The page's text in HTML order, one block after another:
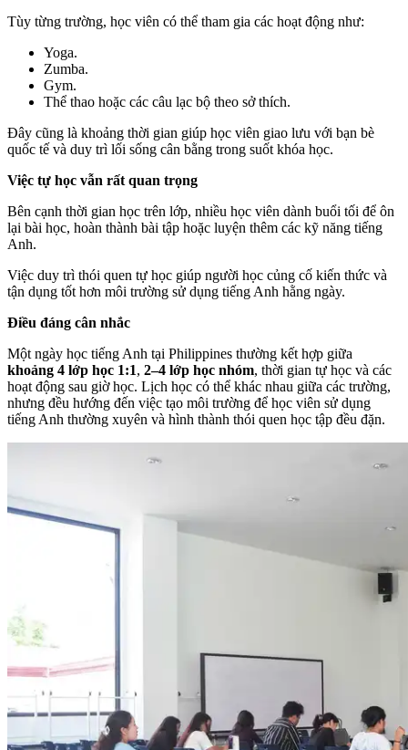
Tùy từng trường, học viên có thể tham gia các hoạt động như:
Yoga.
Zumba.
Gym.
Thể thao hoặc các câu lạc bộ theo sở thích.
Đây cũng là khoảng thời gian giúp học viên giao lưu với bạn bè
quốc tế và duy trì lối sống cân bằng trong suốt khóa học.
Việc tự học vẫn rất quan trọng
Bên cạnh thời gian học trên lớp, nhiều học viên dành buổi tối để ôn
lại bài học, hoàn thành bài tập hoặc luyện thêm các kỹ năng tiếng
Anh.
Việc duy trì thói quen tự học giúp người học củng cố kiến thức và
tận dụng tốt hơn môi trường sử dụng tiếng Anh hằng ngày.
Điều đáng cân nhắc
Một ngày học tiếng Anh tại Philippines thường kết hợp giữa
khoảng 4 lớp học 1:1, 2–4 lớp học nhóm, thời gian tự học và các
hoạt động sau giờ học. Lịch học có thể khác nhau giữa các trường,
nhưng đều hướng đến việc tạo môi trường để học viên sử dụng
tiếng Anh thường xuyên và hình thành thói quen học tập đều đặn.